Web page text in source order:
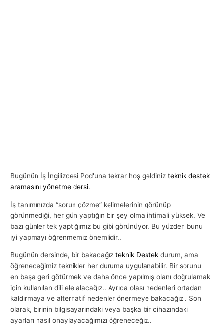
Bugünün İş İngilizcesi Pod'una tekrar hoş geldinizteknik destek
aramasını yönetme dersi.
İş tanımınızda “sorun çözme” kelimelerinin görünüp
görünmediği, her gün yaptığın bir şey olma ihtimali yüksek. Ve
bazı günler tek yaptığımız bu gibi görünüyor. Bu yüzden bunu
iyi yapmayı öğrenmemiz önemlidir..
Bugünün dersinde, bir bakacağızteknik Destek durum, ama
öğreneceğimiz teknikler her duruma uygulanabilir. Bir sorunu
en başa geri götürmek ve daha önce yapılmış olanı doğrulamak
için kullanılan dili ele alacağız.. Ayrıca olası nedenleri ortadan
kaldırmaya ve alternatif nedenler önermeye bakacağız.. Son
olarak, birinin bilgisayarındaki veya başka bir cihazındaki
ayarları nasıl onaylayacağımızı öğreneceğiz..